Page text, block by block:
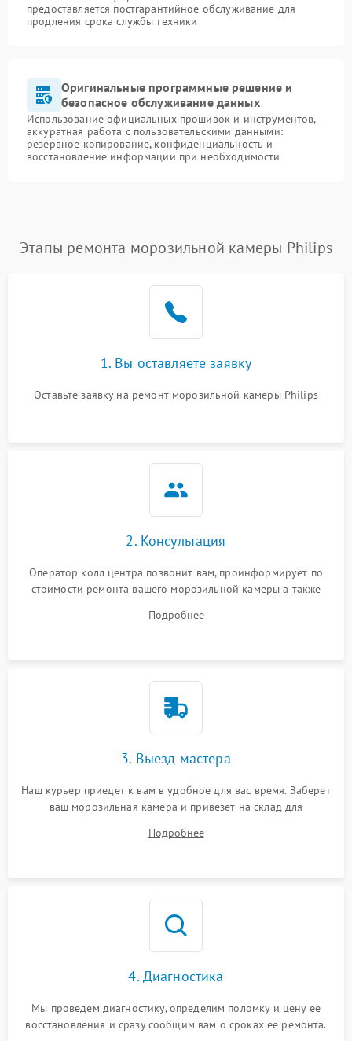
предоставляется постгарантийное обслуживание для
продления срока службы техники
Оригинальные программные решение и
безопасное обслуживание данных
Использование официальных прошивок и инструментов,
аккуратная работа с пользовательскими данными:
резервное копирование, конфиденциальность и
восстановление информации при необходимости
Этапы ремонта морозильной камеры Philips
1. Вы оставляете заявку
Оставьте заявку на ремонт морозильной камеры Philips
2. Консультация
Оператор колл центра позвонит вам, проинформирует по
стоимости ремонта вашего морозильной камеры а также
Подробнее
3. Выезд мастера
Наш курьер приедет к вам в удобное для вас время. Заберет
ваш морозильная камера и привезет на склад для
Подробнее
4. Диагностика
Мы проведем диагностику, определим поломку и цену ее
восстановления и сразу сообщим вам о сроках ее ремонта.